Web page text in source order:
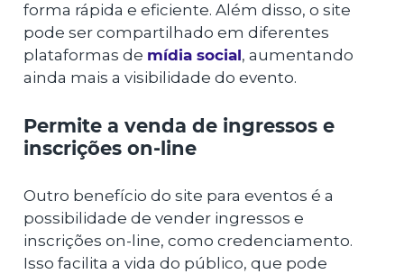
forma rápida e eficiente. Além disso, o site
pode ser compartilhado em diferentes
plataformas de mídia social, aumentando
ainda mais a visibilidade do evento.
Permite a venda de ingressos e
inscrições on-line
Outro benefício do site para eventos é a
possibilidade de vender ingressos e
inscrições on-line, como credenciamento.
Isso facilita a vida do público, que pode